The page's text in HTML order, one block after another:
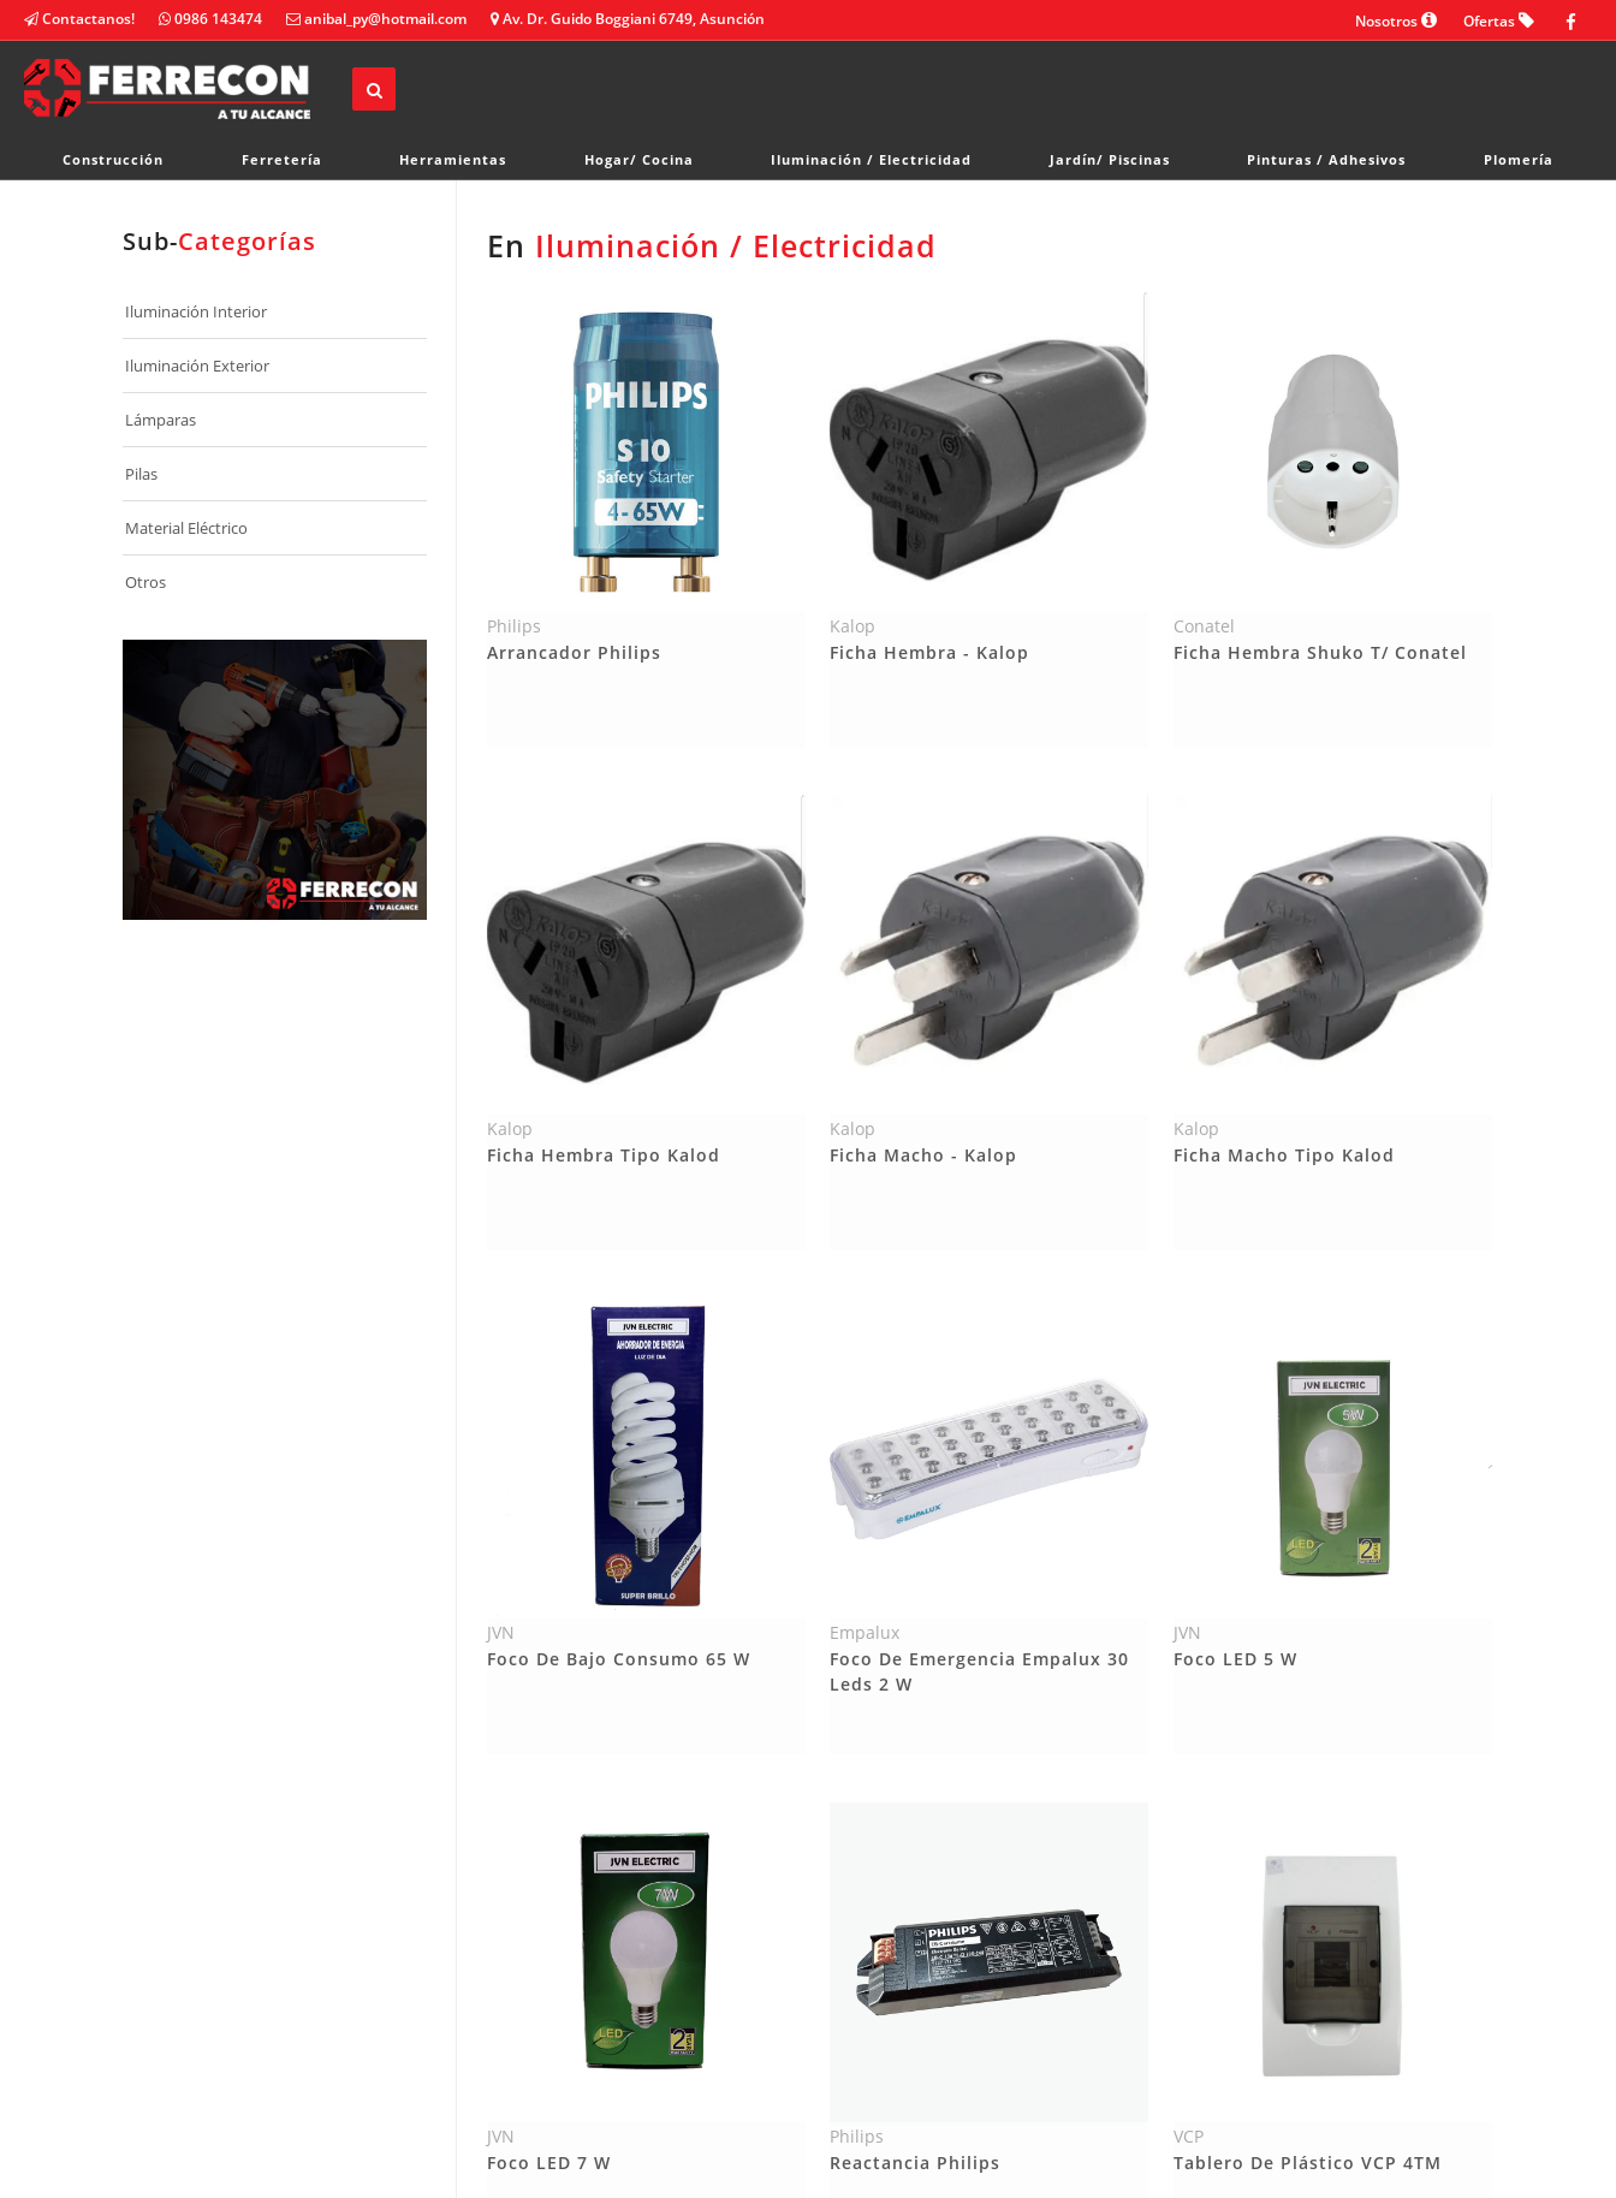
Contactanos! 0986 143474 anibal_py@hotmail.com Av. Dr. Guido Boggiani 6749, Asunción Nosotros Ofertas
Construcción Ferretería Herramientas Hogar/ Cocina Iluminación / Electricidad Jardín/ Piscinas Pinturas / Adhesivos Plomería
En Iluminación / Electricidad
Más Detalles
Philips
Arrancador Philips
Más Detalles
Kalop
Ficha Hembra - Kalop
Más Detalles
Conatel
Ficha Hembra Shuko T/ Conatel
Más Detalles
Kalop
Ficha Hembra Tipo Kalod
Más Detalles
Kalop
Ficha Macho - Kalop
Más Detalles
Kalop
Ficha Macho Tipo Kalod
Más Detalles
JVN
Foco De Bajo Consumo 65 W
Más Detalles
Empalux
Foco De Emergencia Empalux 30
Leds 2 W
Más Detalles
JVN
Foco LED 5 W
Más Detalles
JVN
Foco LED 7 W
Más Detalles
Philips
Reactancia Philips
Más Detalles
VCP
Tablero De Plástico VCP 4TM
Sub-Categorías
Iluminación Interior
Iluminación Exterior
Lámparas
Pilas
Material Eléctrico
Otros